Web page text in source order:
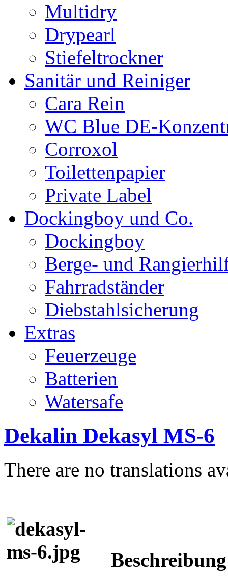
Multidry
Drypearl
Stiefeltrockner
Sanitär und Reiniger
Cara Rein
WC Blue DE-
Corroxol
Toilettenpapier
Private Label
Dockingboy und Co.
Dockingboy
Berge- und
Fahrradständer
Diebstahlsicherung
Extras
Feuerzeuge
Batterien
Watersafe
Dekalin Dekasyl MS-6
There are no translations
Beschreibung